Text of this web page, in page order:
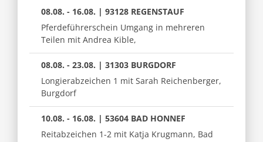
08.08. - 16.08. | 93128 REGENSTAUF
Pferdeführerschein Umgang in mehreren
Teilen mit Andrea Kible,
08.08. - 23.08. | 31303 BURGDORF
Longierabzeichen 1 mit Sarah Reichenberger,
Burgdorf
10.08. - 16.08. | 53604 BAD HONNEF
Reitabzeichen 1-2 mit Katja Krugmann, Bad